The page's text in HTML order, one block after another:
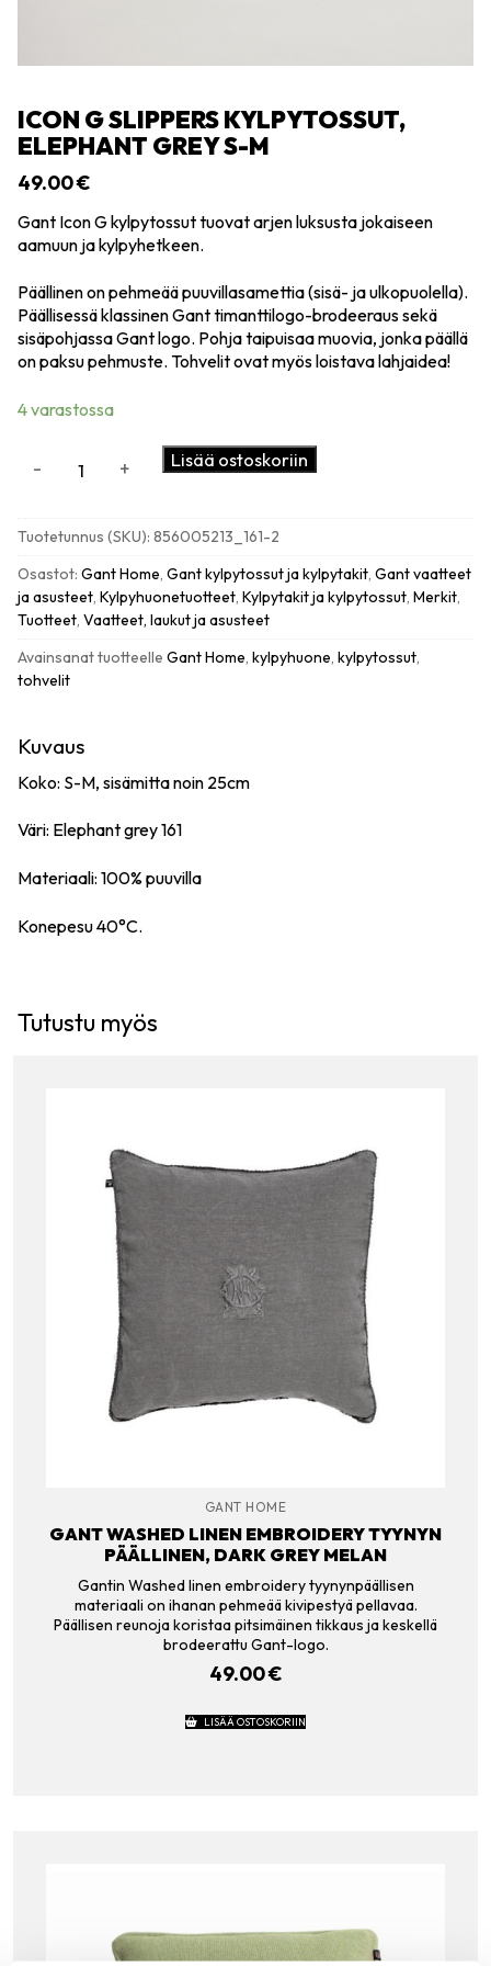
ICON G SLIPPERS KYLPYTOSSUT,
ELEPHANT GREY S-M
49.00€
Gant Icon G kylpytossut tuovat arjen luksusta jokaiseen
aamuun ja kylpyhetkeen.
Päällinen on pehmeää puuvillasamettia (sisä- ja ulkopuolella).
Päällisessä klassinen Gant timanttilogo-brodeeraus sekä
sisäpohjassa Gant logo. Pohja taipuisaa muovia, jonka päällä
on paksu pehmuste. Tohvelit ovat myös loistava lahjaidea!
4 varastossa
elephant
grey
S-
M
- + Lisää ostoskoriin
Tuotetunnus (SKU): 856005213_161-2
Osastot: Gant Home, Gant kylpytossut ja kylpytakit, Gant vaatteet
ja asusteet, Kylpyhuonetuotteet, Kylpytakit ja kylpytossut, Merkit,
Tuotteet, Vaatteet, laukut ja asusteet
Avainsanat tuotteelle Gant Home, kylpyhuone, kylpytossut,
tohvelit
Kuvaus
Koko: S-M, sisämitta noin 25cm
Väri: Elephant grey 161
Materiaali: 100% puuvilla
Konepesu 40°C.
Tutustu myös
GANT HOME
GANT WASHED LINEN EMBROIDERY TYYNYN
PÄÄLLINEN, DARK GREY MELAN
Gantin Washed linen embroidery tyynynpäällisen
materiaali on ihanan pehmeää kivipestyä pellavaa.
Päällisen reunoja koristaa pitsimäinen tikkaus ja keskellä
brodeerattu Gant-logo.
49.00€
LISÄÄ OSTOSKORIIN